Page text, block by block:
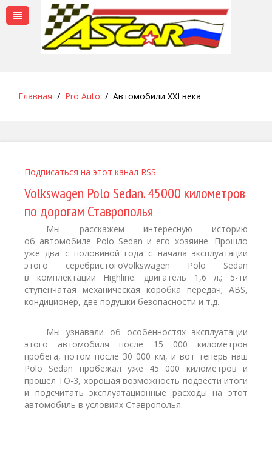
Главная Pro Auto Автомобили XXI века
Подписаться на этот канал RSS
Volkswagen Polo Sedan. 45000 километров
по дорогам Ставрополья
Мы расскажем интересную историю
об автомобиле Polo Sedan и его хозяине. Прошло
уже два с половиной года с начала эксплуатации
этого серебристогоVolkswagen Polo Sedan
в комплектации Highline: двигатель 1,6 л.; 5-ти
ступенчатая механическая коробка передач; ABS,
кондиционер, две подушки безопасности и т.д.
Мы узнавали об особенностях эксплуатации
этого автомобиля после 15 000 километров
пробега, потом после 30 000 км, и вот теперь наш
Polo Sedan пробежал уже 45 000 километров и
прошел ТО-3, хорошая возможность подвести итоги
и подсчитать эксплуатационные расходы на этот
автомобиль в условиях Ставрополья.